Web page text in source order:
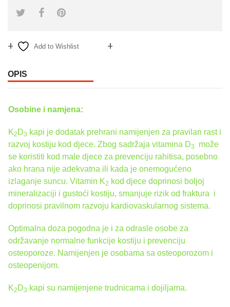
Add to Wishlist
OPIS
Osobine i namjena:
K2 D3 kapi je dodatak prehrani namijenjen za pravilan rast i
razvoj kostiju kod djece. Zbog sadržaja vitamina D3
može
se koristiti kod male djece za prevenciju rahitisa, posebno
ako hrana nije adekvatna ili kada je onemogućeno
izlaganje suncu. Vitamin K2 kod djece doprinosi boljoj
mineralizaciji i gustoći kostiju, smanjuje rizik od fraktura i
doprinosi pravilnom razvoju kardiovaskularnog sistema.
Optimalna doza pogodna je i za odrasle osobe za
održavanje normalne funkcije kostiju i prevenciju
osteoporoze. Namijenjen je osobama sa osteoporozom i
osteopenijom.
K2 D3 kapi su namijenjene trudnicama i dojiljama.